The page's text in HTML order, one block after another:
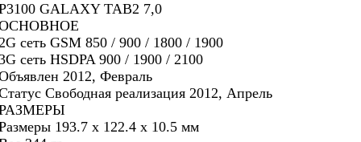
GALAXY TAB2 7,0
сеть GSM 850 / 900 / 1800 / 1900
сеть HSDPA 900 / 1900 / 2100
2012, Февраль
Свободная реализация 2012, Апрель
193.7 x 122.4 x 10.5 мм